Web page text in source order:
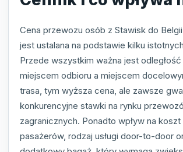
Cena przewozu osób z Stawisk do
jest ustalana na podstawie kilku
Przede wszystkim ważna jest
miejscem odbioru a miejscem
trasa, tym wyższa cena, ale zawsze
konkurencyjne stawki na rynku
zagranicznych. Ponadto wpływ na koszt
pasażerów, rodzaj usługi door-to-door